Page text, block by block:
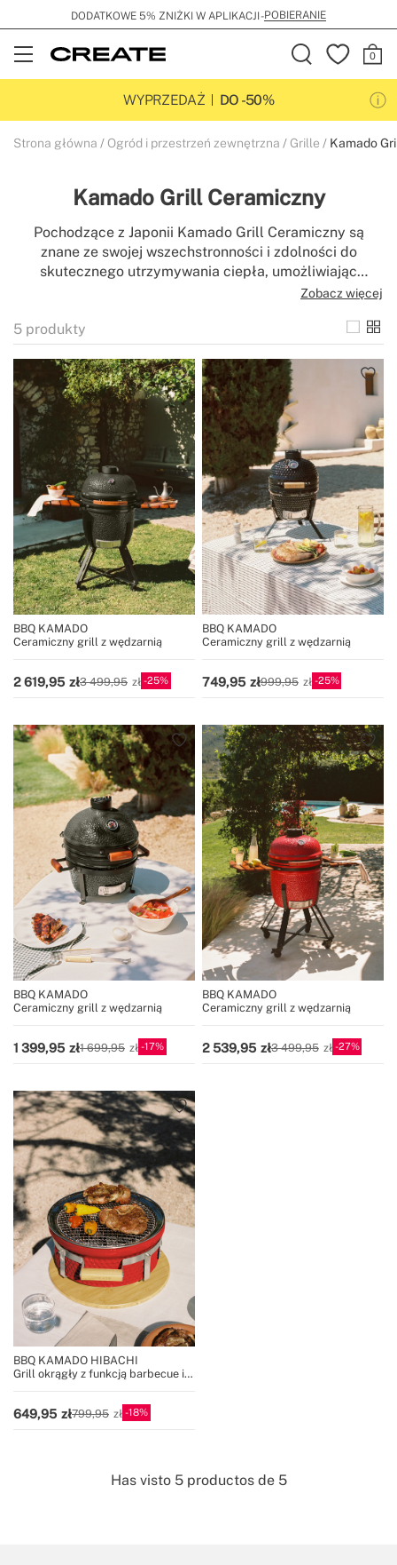
DODATKOWE 5% ZNIŻKI W APLIKACJI -POBIERANIE
Open
Menu
WYPRZEDAŻ
DO -50%
Strona główna Ogród i przestrzeń zewnętrzna Grille Kamado
Kamado Grill Ceramiczny
Pochodzące z Japonii Kamado Grill Ceramiczny są
znane ze swojej wszechstronności i zdolności do
skutecznego utrzymywania ciepła, umożliwiając
grillowanie, wędzenie, pieczenie i gotowanie każdego
jesteś doświadczonym grillowiczem, który chce
przenieść swoje umiejętności na wyższy poziom, czy
dopiero stawiasz pierwsze kroki w sztuce grillowania,
nasze Kamado Grill Ceramiczny są idealne dla Ciebie.
Ponadto ich konstrukcja sprawia, że są stylowym
dodatkiem do każdego patio lub ogrodu.
Zobacz więcej
5 produkty
BBQ KAMADO
Ceramiczny grill z wędzarnią
2 619,95 3 499,95 25
BBQ KAMADO
Ceramiczny grill z wędzarnią
749,95 999,95 25
BBQ KAMADO
Ceramiczny grill z wędzarnią
1 399,95 1 699,95 17
BBQ KAMADO
Ceramiczny grill z wędzarnią
2 539,95 3 499,95 27
BBQ KAMADO HIBACHI
Grill okrągły z funkcją barbecue i
649,95 799,95 18
Has visto 5productos de 5